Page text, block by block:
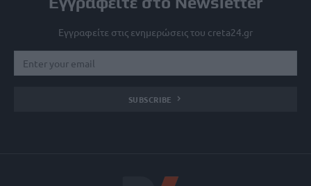
Εγγραφείτε στις ενημερώσεις του creta24.gr
SUBSCRIBE